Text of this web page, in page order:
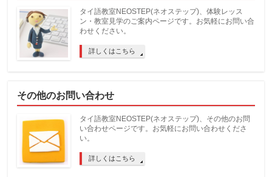
タイ語教室NEOSTEP(ネオステップ)、体験レッス
ン・教室見学のご案内ページです。お気軽にお問い合
わせください。
詳しくはこちら
その他のお問い合わせ
タイ語教室NEOSTEP(ネオステップ)、その他のお問
い合わせページです。お気軽にお問い合わせくださ
い。
詳しくはこちら